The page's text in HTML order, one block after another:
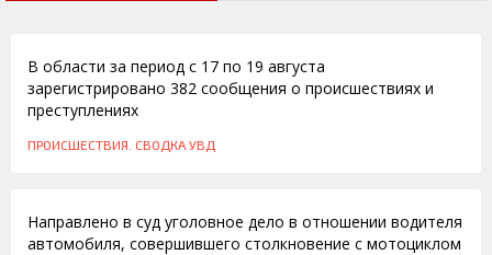
В области за период с 17 по 19 августа
зарегистрировано 382 сообщения о происшествиях и
преступлениях
ПРОИСШЕСТВИЯ. СВОДКА УВД
Направлено в суд уголовное дело в отношении водителя
автомобиля, совершившего столкновение с мотоциклом